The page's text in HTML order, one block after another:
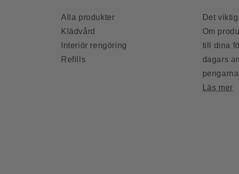
Alla produkter
Klädvård
Interiör rengöring
Refills
Det
Om
till dina
dagars
Läs mer